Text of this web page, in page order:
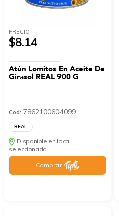
PRECIO
$8.14
Atún Lomitos En Aceite De
Girasol REAL 900 G
Cod: 7862100604099
REAL
Disponible en local
seleccionado
Comprar